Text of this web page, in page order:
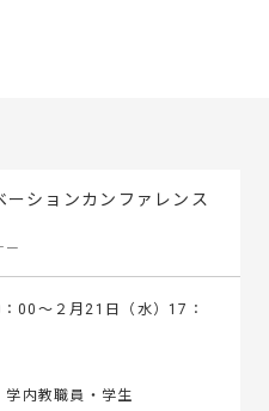
ーションカンファレンス
ー
00～２月21日（水）17：
内教職員・学生